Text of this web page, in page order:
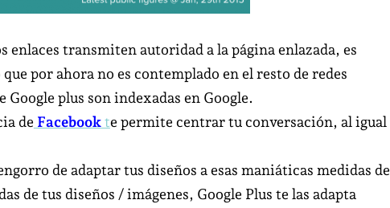
enlaces transmiten autoridad a la página enlazada, es
por ahora no es contemplado en el resto de redes
Google plus son indexadas en Google.
de Facebookte permite centrar tu conversación, al igual
de adaptar tus diseños a esas maniáticas medidas de
de tus diseños / imágenes, Google Plus te las adapta